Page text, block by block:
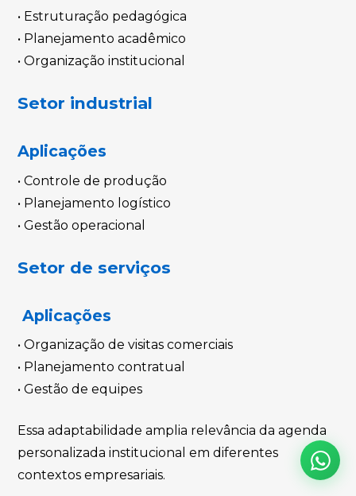
• Estruturação pedagógica
• Planejamento acadêmico
• Organização institucional
Setor industrial
Aplicações
• Controle de produção
• Planejamento logístico
• Gestão operacional
Setor de serviços
Aplicações
• Organização de visitas comerciais
• Planejamento contratual
• Gestão de equipes
Essa adaptabilidade amplia relevância da agenda
personalizada institucional em diferentes
contextos empresariais.